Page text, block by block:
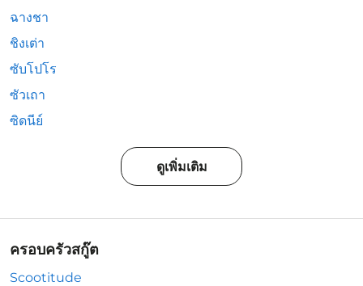
ฉางชา
ชิงเต่า
ซับโปโร
ซัวเถา
ซิดนีย์
ดูเพิ่มเติม
ครอบครัวสกู๊ต
Scootitude